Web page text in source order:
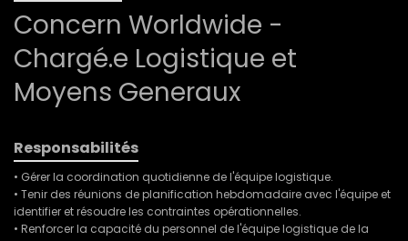
Concern Worldwide -
Chargé.e Logistique et
Moyens Generaux
Responsabilités
• Gérer la coordination quotidienne de l'équipe logistique.
• Tenir des réunions de planification hebdomadaire avec l'équipe et
identifier et résoudre les contraintes opérationnelles.
• Renforcer la capacité du personnel de l'équipe logistique de la